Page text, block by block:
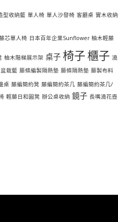
型收納籃 單人椅 單人沙發椅 客廳桌 實木收納
芯單人椅 日本百年企業Sunflower 柚木輕藤
柚木階梯展示架 桌子 椅子櫃子 澆
盆栽籃 籐條編製隔熱墊 籐條隔熱墊 籐製布料
桌 藤編簡約凳 藤編簡約茶几 藤編簡約茶几/
輕藤日和圓凳 辦公桌收納 鏡子 長嘴澆花壺